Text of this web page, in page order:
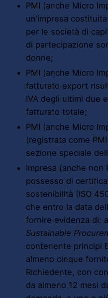
PMI (anche Micro
un’impresa
per le società di
di partecipazione
donne;
PMI (anche Micro
fatturato export
IVA degli ultimi due
fatturato totale;
PMI (anche Micro
(registrata come
sezione speciale
Impresa (anche non
possesso di
sostenibilità (ISO
che entro la data
fornire evidenza di:
Sustainable
contenente principi
almeno cinque
Richiedente, con
da almeno 12 mesi